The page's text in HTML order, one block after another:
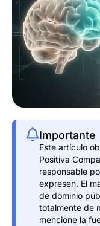
Importante
Este artículo
Positiva
responsable
expresen. El
de dominio
totalmente de
mencione la